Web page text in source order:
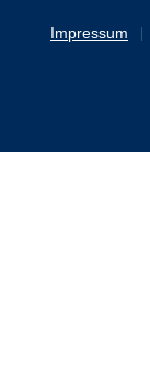
Impressum